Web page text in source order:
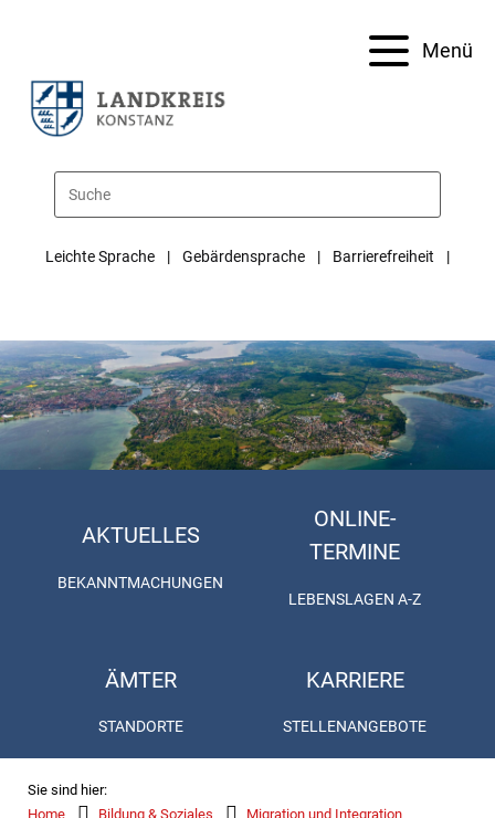
Menü
Leichte Sprache Gebärdensprache Barrierefreiheit
AKTUELLES
BEKANNTMACHUNGEN
ONLINE-
TERMINE
LEBENSLAGEN A-Z
ÄMTER
STANDORTE
KARRIERE
STELLENANGEBOTE
Sie sind hier:
Home
Bildung & Soziales
Migration und Integration